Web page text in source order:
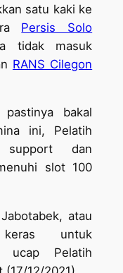
satu kaki ke
Persis Solo
tidak masuk
RANS Cilegon
bakal
ini, Pelatih
support dan
slot 100
atau
keras untuk
ucap Pelatih